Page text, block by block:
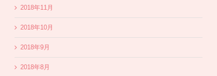
2018年11月
2018年10月
2018年9月
2018年8月